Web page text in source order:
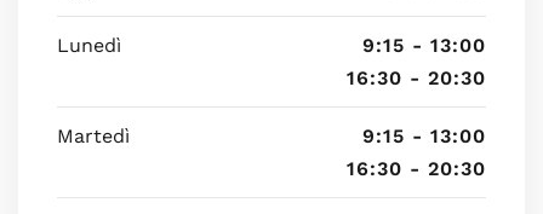
Lunedì
9:15 - 13:00
16:30 - 20:30
Martedì
9:15 - 13:00
16:30 - 20:30